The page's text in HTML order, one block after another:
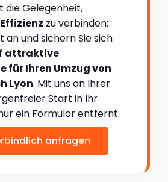
die Gelegenheit,
zu verbinden:
an und sichern Sie sich
attraktive
für Ihren Umzug von
Lyon. Mit uns an Ihrer
Start in Ihr
ein Formular entfernt:
anfragen